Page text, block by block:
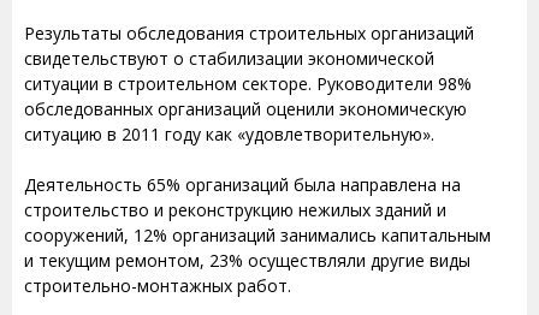
Результаты обследования строительных организаций
свидетельствуют о стабилизации экономической
ситуации в строительном секторе. Руководители 98%
обследованных организаций оценили экономическую
ситуацию в 2011 году как «удовлетворительную».
Деятельность 65% организаций была направлена на
строительство и реконструкцию нежилых зданий и
сооружений, 12% организаций занимались капитальным
и текущим ремонтом, 23% осуществляли другие виды
строительно-монтажных работ.